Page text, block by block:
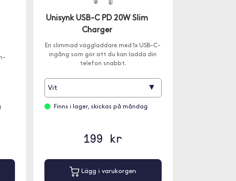
Unisynk USB-C PD 20W Slim
Charger
En slimmad väggladdare med 1x USB-C-
ingång som gör att du kan ladda din
telefon snabbt.
Vit ▾
Finns i lager, skickas på måndag
199 kr
Lägg i varukorgen